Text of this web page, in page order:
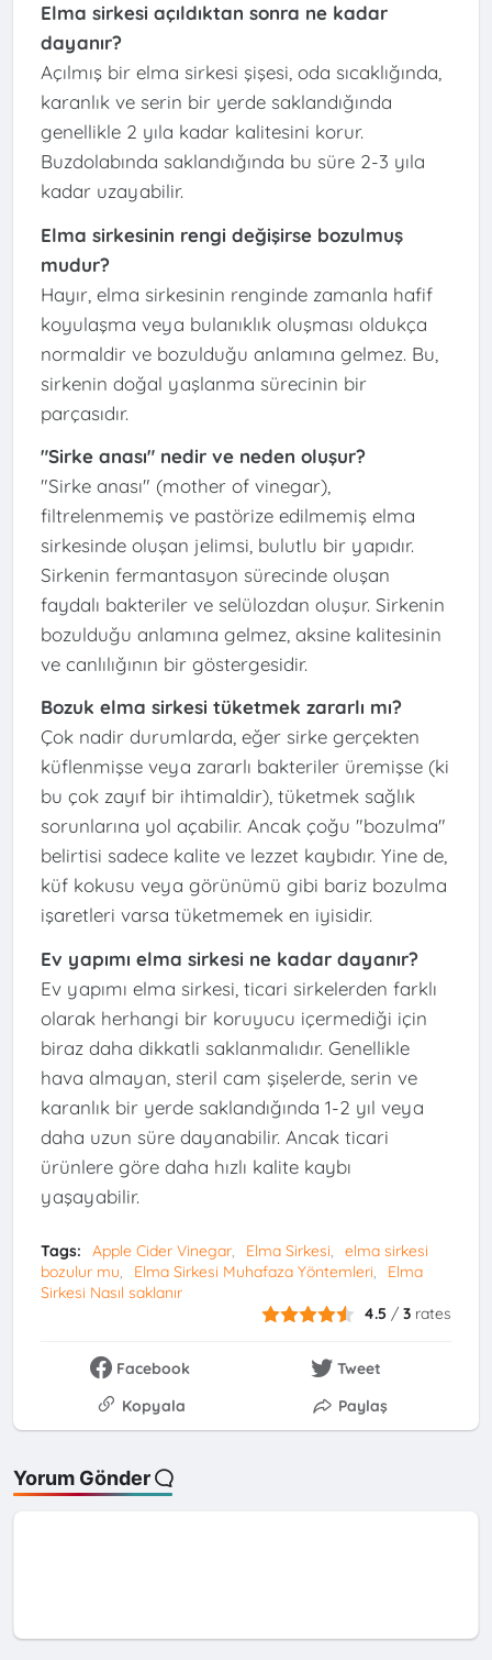
Elma sirkesi açıldıktan sonra ne kadar
dayanır?
Açılmış bir elma sirkesi şişesi, oda sıcaklığında,
karanlık ve serin bir yerde saklandığında
genellikle 2 yıla kadar kalitesini korur.
Buzdolabında saklandığında bu süre 2-3 yıla
kadar uzayabilir.
Elma sirkesinin rengi değişirse bozulmuş
mudur?
Hayır, elma sirkesinin renginde zamanla hafif
koyulaşma veya bulanıklık oluşması oldukça
normaldir ve bozulduğu anlamına gelmez. Bu,
sirkenin doğal yaşlanma sürecinin bir
parçasıdır.
"Sirke anası" nedir ve neden oluşur?
"Sirke anası" (mother of vinegar),
filtrelenmemiş ve pastörize edilmemiş elma
sirkesinde oluşan jelimsi, bulutlu bir yapıdır.
Sirkenin fermantasyon sürecinde oluşan
faydalı bakteriler ve selülozdan oluşur. Sirkenin
bozulduğu anlamına gelmez, aksine kalitesinin
ve canlılığının bir göstergesidir.
Bozuk elma sirkesi tüketmek zararlı mı?
Çok nadir durumlarda, eğer sirke gerçekten
küflenmişse veya zararlı bakteriler üremişse (ki
bu çok zayıf bir ihtimaldir), tüketmek sağlık
sorunlarına yol açabilir. Ancak çoğu "bozulma"
belirtisi sadece kalite ve lezzet kaybıdır. Yine de,
küf kokusu veya görünümü gibi bariz bozulma
işaretleri varsa tüketmemek en iyisidir.
Ev yapımı elma sirkesi ne kadar dayanır?
Ev yapımı elma sirkesi, ticari sirkelerden farklı
olarak herhangi bir koruyucu içermediği için
biraz daha dikkatli saklanmalıdır. Genellikle
hava almayan, steril cam şişelerde, serin ve
karanlık bir yerde saklandığında 1-2 yıl veya
daha uzun süre dayanabilir. Ancak ticari
ürünlere göre daha hızlı kalite kaybı
yaşayabilir.
Tags: Apple Cider Vinegar Elma Sirkesi
elma sirkesi
bozulur mu
Elma Sirkesi Muhafaza Yöntemleri
Elma
Sirkesi Nasıl saklanır
4.5 /3 rates
Facebook
Tweet
Kopyala
Paylaş
Yorum Gönder